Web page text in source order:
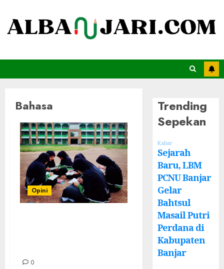
Bahasa
Opini
0
Trending
Sepekan
Kabar
Sejarah
Baru, LBM
PCNU Banjar
Gelar
Bahtsul
Masail Putri
Perdana di
Kabupaten
Banjar